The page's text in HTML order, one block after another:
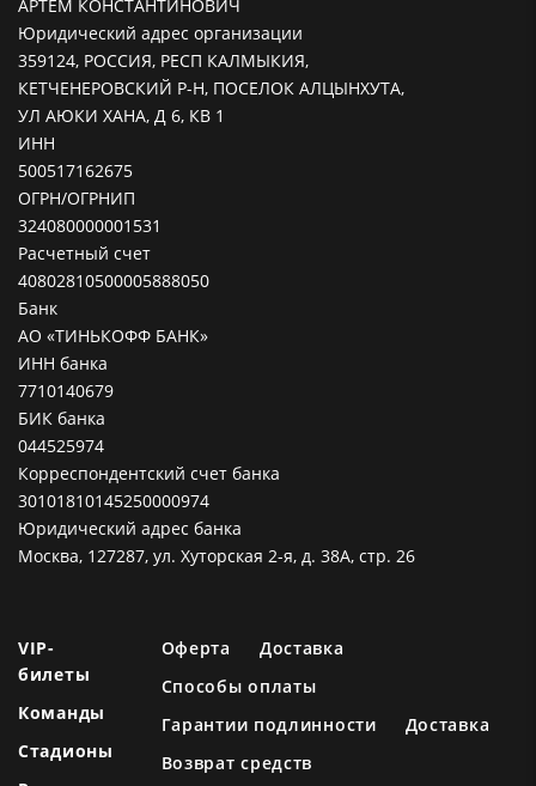
АРТЕМ КОНСТАНТИНОВИЧ
Юридический адрес организации
359124, РОССИЯ, РЕСП КАЛМЫКИЯ,
КЕТЧЕНЕРОВСКИЙ Р-Н, ПОСЕЛОК АЛЦЫНХУТА,
УЛ АЮКИ ХАНА, Д 6, КВ 1
ИНН
500517162675
ОГРН/ОГРНИП
324080000001531
Расчетный счет
40802810500005888050
Банк
АО «ТИНЬКОФФ БАНК»
ИНН банка
7710140679
БИК банка
044525974
Корреспондентский счет банка
30101810145250000974
Юридический адрес банка
Москва, 127287, ул. Хуторская 2-я, д. 38А, стр. 26
VIP-
билеты
Команды
Стадионы
Оферта
Доставка
Способы оплаты
Гарантии подлинности
Доставка
Возврат средств